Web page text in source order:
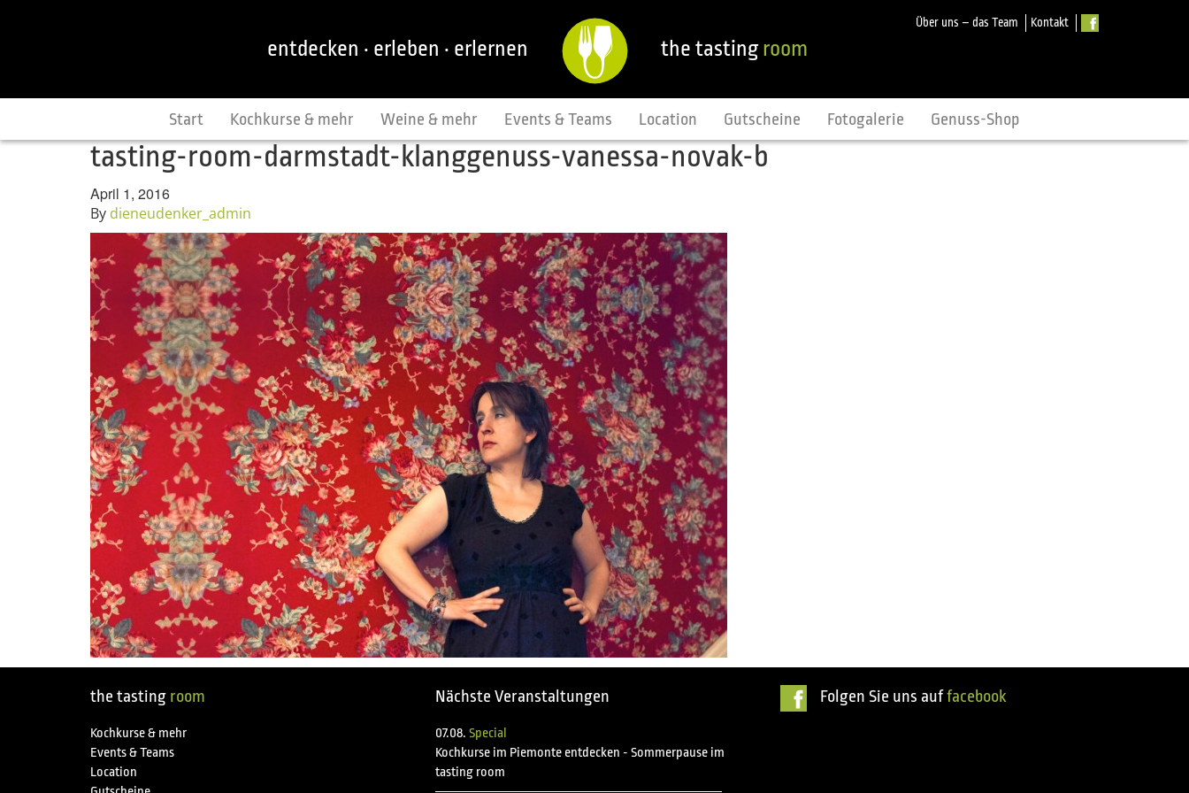
Über uns – das Team Kontakt
entdecken · erleben · erlernen the tastingroom
Start Kochkurse & mehr Weine & mehr Events & Teams Location Gutscheine Fotogalerie Genuss-Shop
tasting-room-darmstadt-klanggenuss-vanessa-novak-b
April 1, 2016
By dieneudenker_admin
the tasting room
Kochkurse & mehr
Events & Teams
Location
Nächste Veranstaltungen
07.08. Special
Kochkurse im Piemonte entdecken - Sommerpause im
tasting room
Folgen Sie uns auffacebook